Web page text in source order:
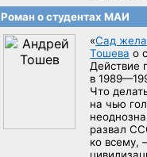
Роман о студентах МАИ
«Сад
Тошева о
Действие
в
Что
на чью
развал
ко всему,